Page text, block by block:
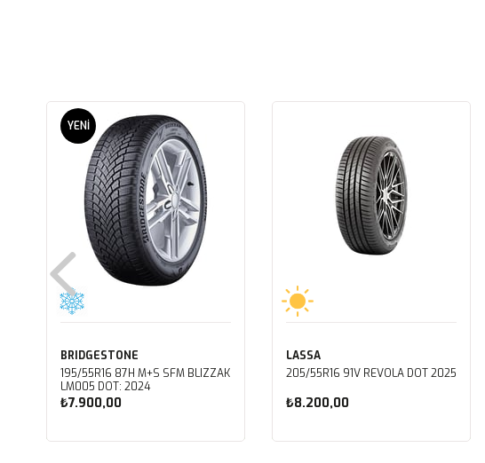
BRIDGESTONE
195/55R16 87H M+S SFM BLIZZAK
LM005 DOT: 2024
₺7.900,00
YENI
ÜRÜN
LASSA
205/55R16 91V REVOLA DOT 2025
₺8.200,00